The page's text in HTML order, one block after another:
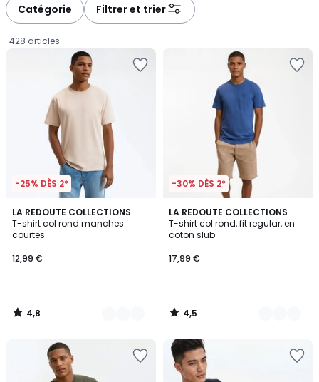
Catégorie Filtrer et trier
428 articles
-25% DÈS 2*
LA REDOUTE COLLECTIONS
T-shirt col rond manches
courtes
€.
12,99 €
4,8
/ 5
10
Couleurs
4,8
/
-30% DÈS 2*
LA REDOUTE COLLECTIONS
T-shirt col rond, fit regular, en
coton slub
17,99 €
4,5
/ 5
2
Couleurs
4,5
/